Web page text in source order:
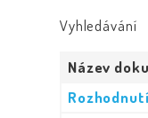
Vyhledávání
Název